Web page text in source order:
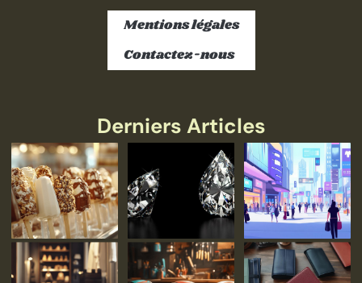
Mentions légales
Contactez-nous
Derniers Articles
la
suite
Lire
la
suite
»
Lire
la
Lire
la